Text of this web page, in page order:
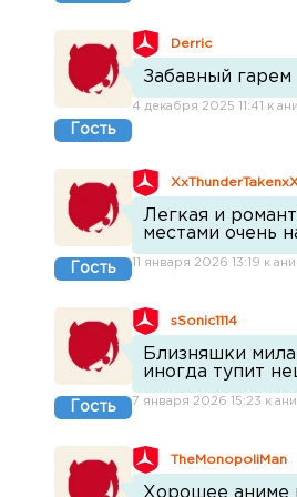
Гость
Derric
Забавный гарем
4 декабря 2025 11:41 к
Гость
Легкая и
местами очень
11 января 2026 13:19 к
Гость
sSonic1114
Близняшки
иногда тупит
7 января 2026 15:23 к
TheMonopoliMan
Хорошее аниме